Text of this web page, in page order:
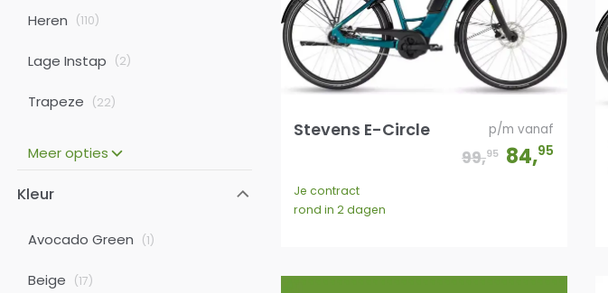
Stevens E-Circle p/m vanaf
99,95 84,95
Je contract
rond in 2 dagen
Heren (110)
Lage Instap (2)
Trapeze (22)
Meer opties
Kleur
Avocado Green (1)
Beige (17)